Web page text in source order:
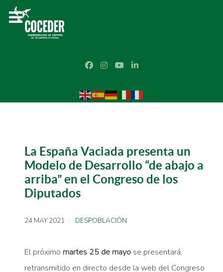
La España Vaciada presenta un
Modelo de Desarrollo “de abajo a
arriba” en el Congreso de los
Diputados
24 MAY 2021 DESPOBLACIÓN
El próximo martes 25 de mayo se presentará,
retransmitido en directo desde la web del Congreso